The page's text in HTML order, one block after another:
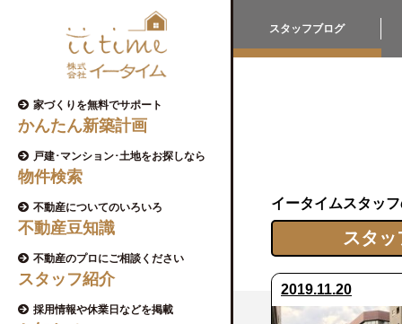
家づくりを無料でサポート
かんたん新築計画
戸建･マンション･土地をお探しなら
物件検索
不動産についてのいろいろ
不動産豆知識
不動産のプロにご相談ください
スタッフ紹介
採用情報や休業日などを掲載
スタッフブログ
イータイムスタッ
スタ
2019.11.20